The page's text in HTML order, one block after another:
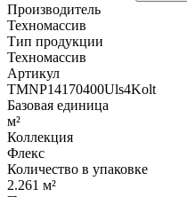
Производитель
Техномассив
Тип продукции
Техномассив
Артикул
TMNP14170400Uls4Kolt
Базовая единица
м²
Коллекция
Флекс
Количество в упаковке
2.261 м²